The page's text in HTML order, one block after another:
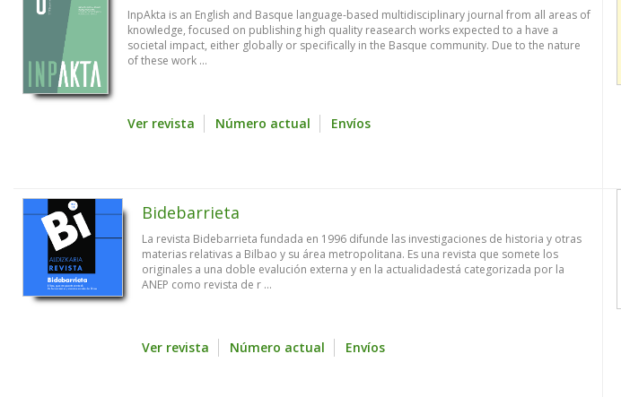
InpAkta is an English and Basque language-based multidisciplinary journal from all areas of
knowledge, focused on publishing high quality reasearch works expected to a have a
societal impact, either globally or specifically in the Basque community. Due to the nature
of these work ...
Ver revista Número actual Envíos
Bidebarrieta
La revista Bidebarrieta fundada en 1996 difunde las investigaciones de historia y otras
materias relativas a Bilbao y su área metropolitana. Es una revista que somete los
originales a una doble evalución externa y en la actualidadestá categorizada por la
ANEP como revista de r ...
Ver revista Número actual Envíos